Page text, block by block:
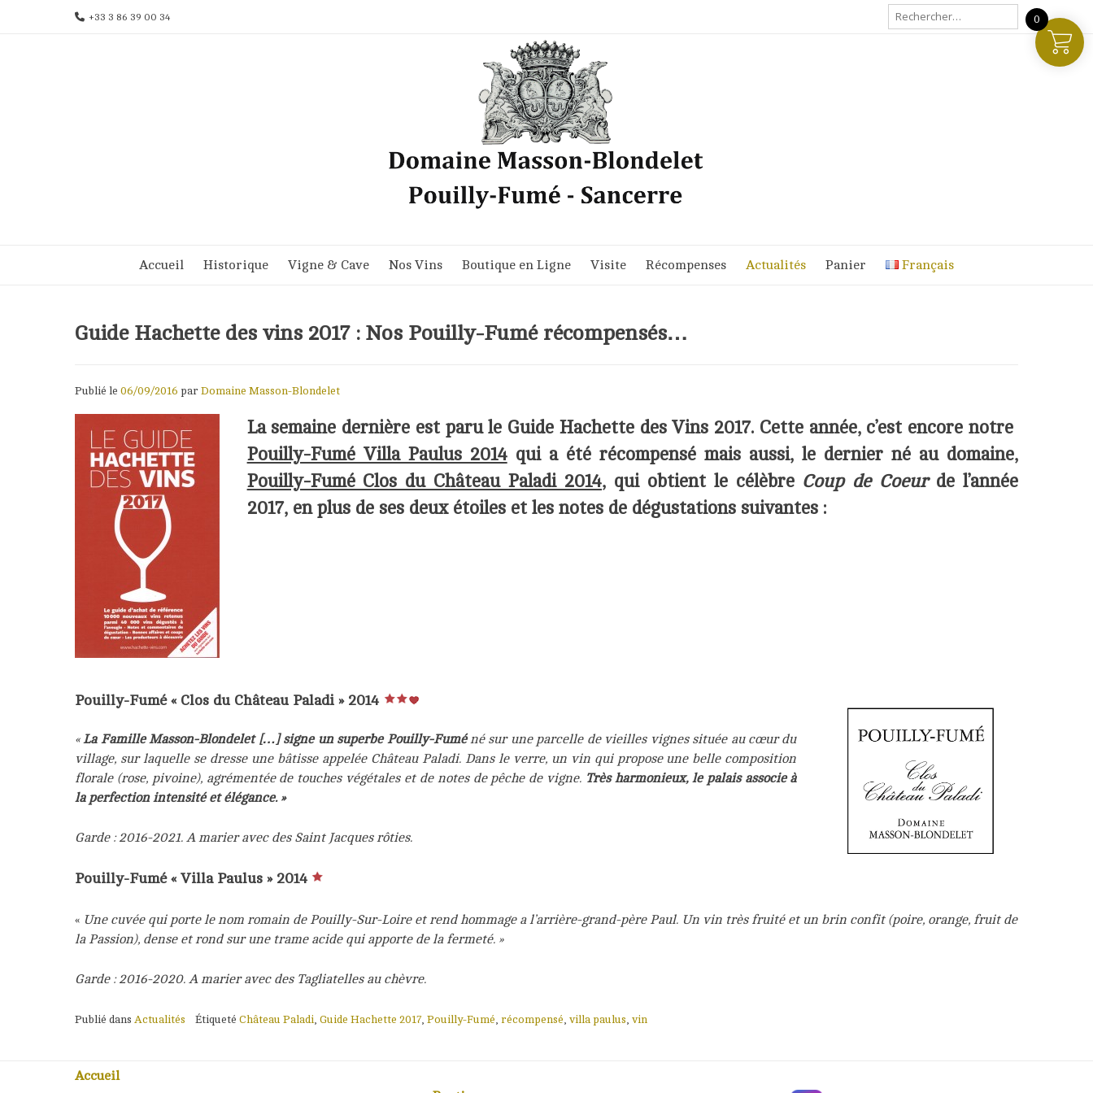
+33 3 86 39 00 34
Rechercher :
Accueil Historique Vigne & Cave Nos Vins Boutique en Ligne Visite Récompenses Actualités Panier Français
Guide Hachette des vins 2017 : Nos Pouilly-Fumé récompensés…
Publié le 06/09/2016 par Domaine Masson-Blondelet
La semaine dernière est paru le Guide Hachette des Vins 2017. Cette année, c’est encore notre
Pouilly-Fumé Villa Paulus 2014qui a été récompensé mais aussi, le dernier né au domaine,
Pouilly-Fumé Clos du Château Paladi 2014, qui obtient le célèbreCoup de Coeurde l’année
2017, en plus de ses deux étoiles et les notes de dégustations suivantes :
Pouilly-Fumé « Clos du Château Paladi » 2014
«La Famille Masson-Blondelet […] signe un superbe Pouilly-Fuméné sur une parcelle de vieilles vignes située au cœur du
village, sur laquelle se dresse une bâtisse appelée Château Paladi. Dans le verre, un vin qui propose une belle composition
florale (rose, pivoine), agrémentée de touches végétales et de notes de pêche de vigne. Très harmonieux, le palais associe à
la perfection intensité et élégance. »
Garde : 2016-2021. A marier avec des Saint Jacques rôties.
Pouilly-Fumé « Villa Paulus » 2014
« Une cuvée qui porte le nom romain de Pouilly-Sur-Loire et rend hommage a l’arrière-grand-père Paul. Un vin très fruité et un brin confit (poire, orange, fruit de
la Passion), dense et rond sur une trame acide qui apporte de la fermeté. »
Garde : 2016-2020. A marier avec des Tagliatelles au chèvre.
Publié dans Actualités Étiqueté Château Paladi, Guide Hachette 2017, Pouilly-Fumé, récompensé, villa paulus, vin
Accueil
0